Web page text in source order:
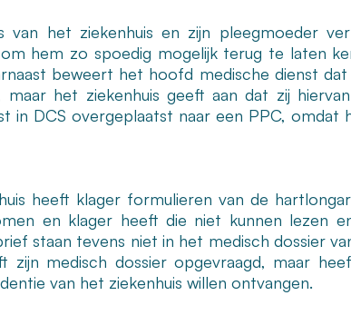
van het ziekenhuis en zijn pleegmoeder
hem zo spoedig mogelijk terug te laten
beweert het hoofd medische dienst
maar het ziekenhuis geeft aan dat zij
in DCS overgeplaatst naar een PPC, omdat
heeft klager formulieren van de
en klager heeft die niet kunnen lezen
staan tevens niet in het medisch dossier
zijn medisch dossier opgevraagd, maar
van het ziekenhuis willen ontvangen.